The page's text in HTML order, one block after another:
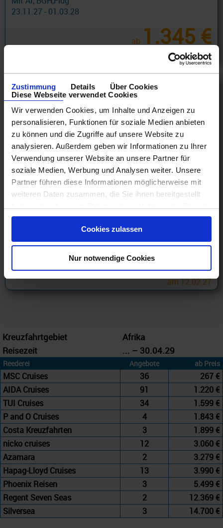
Zustimmung Details
Über Cookies
Diese Webseite verwendet Cookies
Wir verwenden Cookies, um Inhalte und Anzeigen zu
personalisieren, Funktionen für soziale Medien anbieten
zu können und die Zugriffe auf unsere Website zu
analysieren. Außerdem geben wir Informationen zu Ihrer
Verwendung unserer Website an unsere Partner für
soziale Medien, Werbung und Analysen weiter. Unsere
Partner führen diese Informationen möglicherweise mit
weiteren Daten zusammen, die Sie ihnen bereitgestellt
gesammelt haben.
Cookies zulassen
Nur notwendige Cookies
23.11.27 - 01.03.28
ab 1.345 €
am 08.12.27
Südafrika Kurzkreuzfahrten
27.11.26 - 29.03.27
ab267 €
am 12.02.27
Kreuzfahrtgebiet
Afrika
Reisezeit
... – 30.04.29
Reederei Angebote ab Preis
MSC Cruises 36
267 €
AIDA Cruises
91
1.220 €
TUI Cruises
34
1.599 €
P and O Cruises
4
1.843 €
Costa Kreuzfahrten
3
1.899 €
nicko cruises
12
3.060 €
Azamara
2
3.279 €
Hapag-Lloyd Cruises
13
3.990 €
Phoenix Reisen
3
5.499 €
Regent Seven Seas
2
12.369 €
Silversea
3 14.700 €